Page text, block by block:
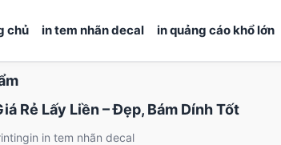
chủ in tem nhãn decal in quảng cáo khổ lớn
Rẻ Lấy Liền – Đẹp, Bám Dính Tốt
in in tem nhãn decal